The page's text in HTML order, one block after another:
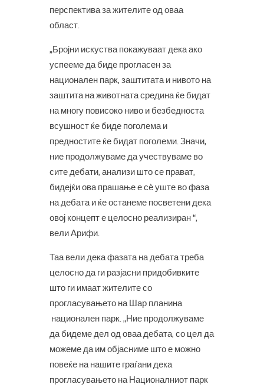
перспектива за жителите од оваа
област.
„Бројни искуства покажуваат дека ако
успееме да биде прогласен за
национален парк, заштитата и нивото на
заштита на животната средина ќе бидат
на многу повисоко ниво и безбедноста
всушност ќе биде поголема и
предностите ќе бидат поголеми. Значи,
ние продолжуваме да учествуваме во
сите дебати, анализи што се прават,
бидејќи ова прашање е сè уште во фаза
на дебата и ќе останеме посветени дека
овој концепт е целосно реализиран “,
вели Арифи.
Таа вели дека фазата на дебата треба
целосно да ги разјасни придобивките
што ги имаат жителите со
прогласувањето на Шар планина
национален парк. „Ние продолжуваме
да бидеме дел од оваа дебата, со цел да
можеме да им објасниме што е можно
повеќе на нашите граѓани дека
прогласувањето на Националниот парк